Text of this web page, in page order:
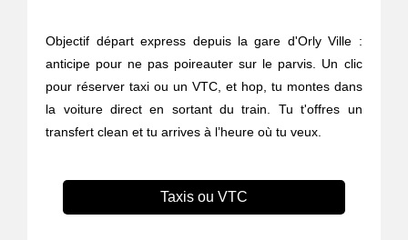
Objectif départ express depuis la gare d'Orly Ville :
anticipe pour ne pas poireauter sur le parvis. Un clic
pour réserver taxi ou un VTC, et hop, tu montes dans
la voiture direct en sortant du train. Tu t'offres un
transfert clean et tu arrives à l’heure où tu veux.
Taxis ou VTC